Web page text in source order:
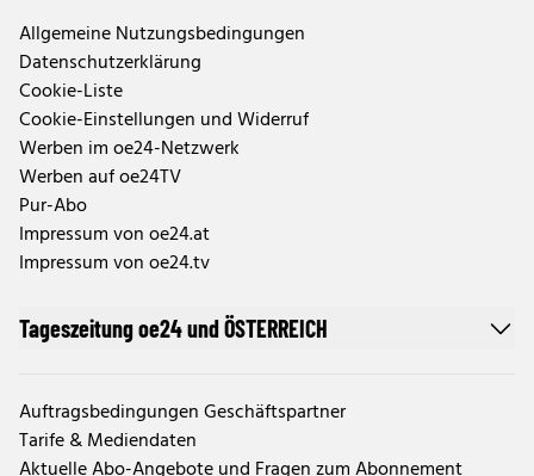
Allgemeine Nutzungsbedingungen
Datenschutzerklärung
Cookie-Liste
Cookie-Einstellungen und Widerruf
Werben im oe24-Netzwerk
Werben auf oe24TV
Pur-Abo
Impressum von oe24.at
Impressum von oe24.tv
Tageszeitung oe24 und ÖSTERREICH
Auftragsbedingungen Geschäftspartner
Tarife & Mediendaten